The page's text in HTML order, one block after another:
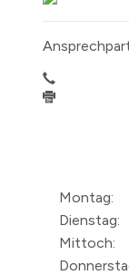
Montag:
Dienstag:
Mittoch: